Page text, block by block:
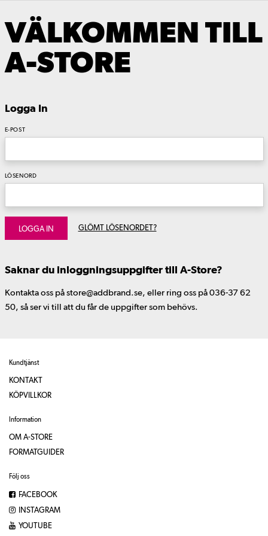
VÄLKOMMEN TILL
A-STORE
Logga In
E-POST
LÖSENORD
LOGGA IN GLÖMT LÖSENORDET?
Saknar du inloggningsuppgifter till A-Store?
Kontakta oss på store@addbrand.se, eller ring oss på 036-37 62
50, så ser vi till att du får de uppgifter som behövs.
Kundtjänst
KONTAKT
KÖPVILLKOR
Information
OM A-STORE
FORMATGUIDER
Följ oss
FACEBOOK
INSTAGRAM
YOUTUBE